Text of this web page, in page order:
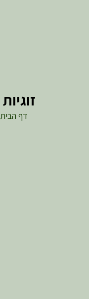
דף הבית»